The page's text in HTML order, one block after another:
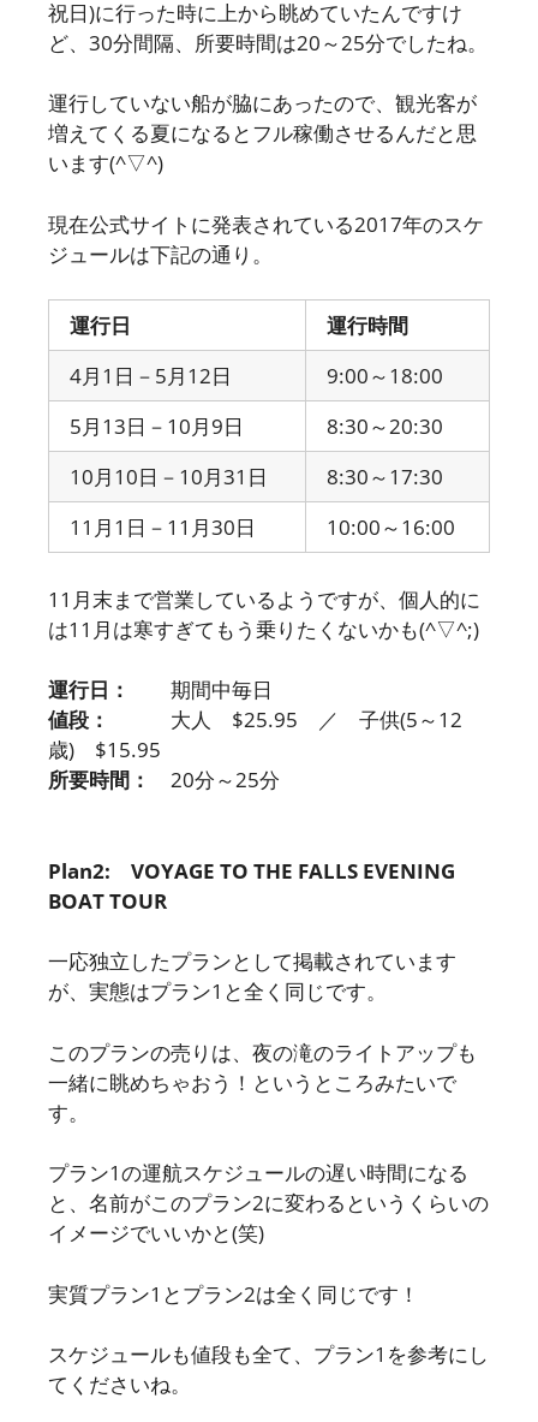
祝日)に行った時に上から眺めていたんですけ
ど、30分間隔、所要時間は20～25分でしたね。
運行していない船が脇にあったので、観光客が
増えてくる夏になるとフル稼働させるんだと思
います(^▽^)
現在公式サイトに発表されている2017年のスケ
ジュールは下記の通り。
運行日
運行時間
4月1日－5月12日
9:00～18:00
5月13日－10月9日
8:30～20:30
10月10日－10月31日
8:30～17:30
11月1日－11月30日
10:00～16:00
11月末まで営業しているようですが、個人的に
は11月は寒すぎてもう乗りたくないかも(^▽^;)
運行日：
期間中毎日
値段：
大人 $25.95 ／ 子供(5～12
歳) $15.95
所要時間：
20分～25分
Plan2: VOYAGE TO THE FALLS EVENING
BOAT TOUR
一応独立したプランとして掲載されています
が、実態はプラン1と全く同じです。
このプランの売りは、夜の滝のライトアップも
一緒に眺めちゃおう！というところみたいで
す。
プラン1の運航スケジュールの遅い時間になる
と、名前がこのプラン2に変わるというくらいの
イメージでいいかと(笑)
実質プラン1とプラン2は全く同じです！
スケジュールも値段も全て、プラン1を参考にし
てくださいね。